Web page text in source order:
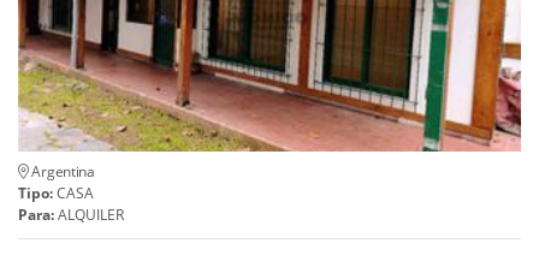
Argentina
Tipo:CASA
Para:ALQUILER